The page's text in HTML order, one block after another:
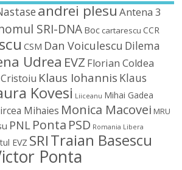
andrei plesuAntena 3
SRI-DNA Boc cartarescu CCR
CSM Dan Voiculescu Dilema
Udrea EVZ Florian Coldea
Klaus Iohannis Klaus
Kovesi Liiceanu Mihai Gadea
Mihaies Monica Macovei MRU
PNL Ponta PSD Romania Libera
EVZ SRITraian Basescu
Ponta